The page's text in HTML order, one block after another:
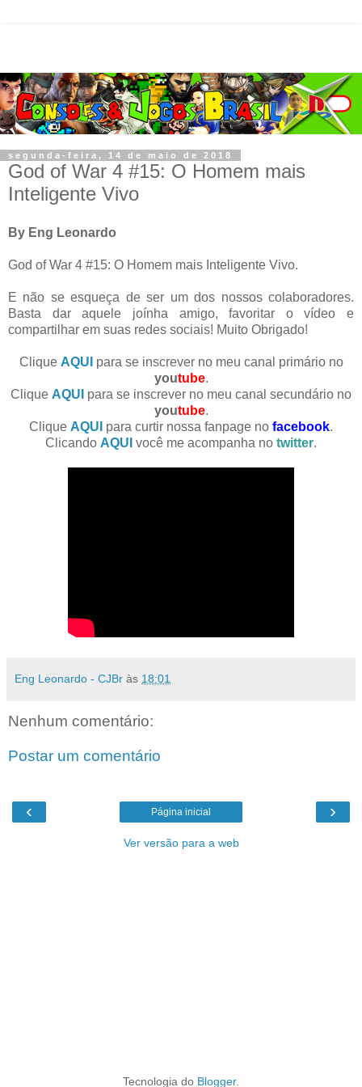
segunda-feira, 14 de maio de 2018
God of War 4 #15: O Homem mais
Inteligente Vivo
By Eng Leonardo
God of War 4 #15: O Homem mais Inteligente Vivo.
E não se esqueça de ser um dos nossos colaboradores.
Basta dar aquele joínha amigo, favoritar o vídeo e
compartilhar em suas redes sociais! Muito Obrigado!
Clique AQUI para se inscrever no meu canal primário no
youtube.
Clique AQUI para se inscrever no meu canal secundário no
youtube.
Clique AQUI para curtir nossa fanpage no facebook.
Clicando AQUI você me acompanha no twitter.
Eng Leonardo - CJBr às 18:01
Nenhum comentário:
Postar um comentário
‹ ›
Página inicial
Ver versão para a web
Tecnologia do Blogger.